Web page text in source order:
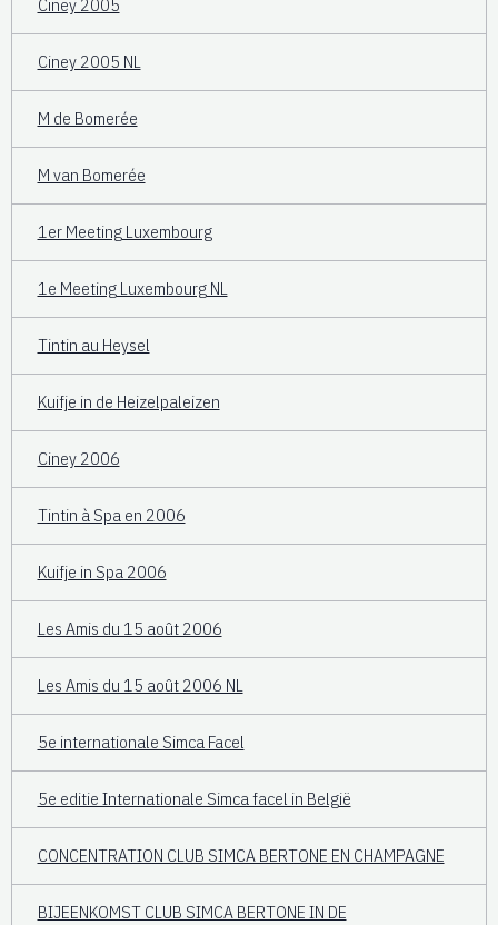
Ciney 2005
Ciney 2005 NL
M de Bomerée
M van Bomerée
1er Meeting Luxembourg
1e Meeting Luxembourg NL
Tintin au Heysel
Kuifje in de Heizelpaleizen
Ciney 2006
Tintin à Spa en 2006
Kuifje in Spa 2006
Les Amis du 15 août 2006
Les Amis du 15 août 2006 NL
5e internationale Simca Facel
5e editie Internationale Simca facel in België
CONCENTRATION CLUB SIMCA BERTONE EN CHAMPAGNE
BIJEENKOMST CLUB SIMCA BERTONE IN DE